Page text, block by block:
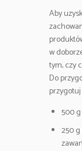
Aby
w
tym, czy
Do
500
250